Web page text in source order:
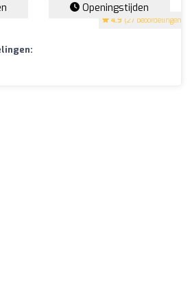
4.9 (27 beoordelingen)
Openingstijden